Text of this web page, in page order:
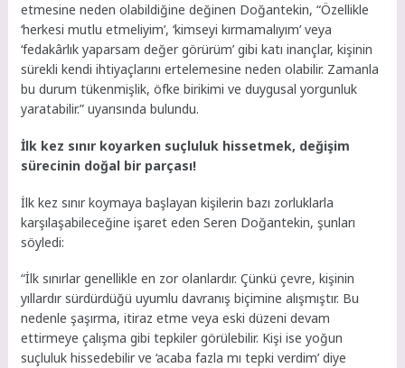
etmesine neden olabildiğine değinen Doğantekin, “Özellikle
‘herkesi mutlu etmeliyim’, ‘kimseyi kırmamalıyım’ veya
‘fedakârlık yaparsam değer görürüm’ gibi katı inançlar, kişinin
sürekli kendi ihtiyaçlarını ertelemesine neden olabilir. Zamanla
bu durum tükenmişlik, öfke birikimi ve duygusal yorgunluk
yaratabilir.” uyarısında bulundu.
İlk kez sınır koyarken suçluluk hissetmek, değişim
sürecinin doğal bir parçası!
İlk kez sınır koymaya başlayan kişilerin bazı zorluklarla
karşılaşabileceğine işaret eden Seren Doğantekin, şunları
söyledi:
“İlk sınırlar genellikle en zor olanlardır. Çünkü çevre, kişinin
yıllardır sürdürdüğü uyumlu davranış biçimine alışmıştır. Bu
nedenle şaşırma, itiraz etme veya eski düzeni devam
ettirmeye çalışma gibi tepkiler görülebilir. Kişi ise yoğun
suçluluk hissedebilir ve ‘acaba fazla mı tepki verdim’ diye